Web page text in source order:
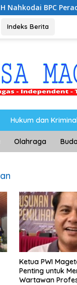
Magetan
Indeks Berita
Hukum dan Kriminal
Olahraga
Ketua PWI
Penting untuk
Wartawan